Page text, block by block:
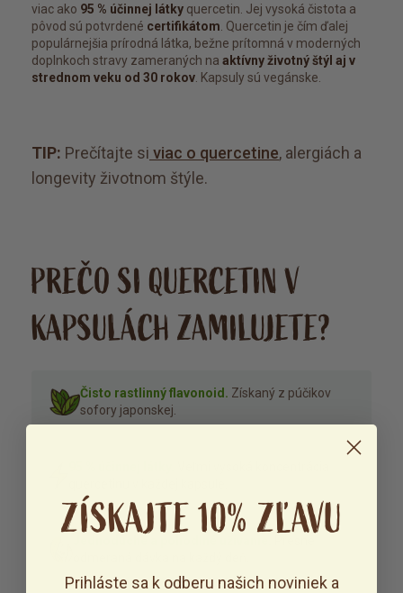
viac ako 95 % účinnej látky quercetin. Jej vysoká čistota a
pôvod sú potvrdené certifikátom . Quercetin je čím ďalej
populárnejšia prírodná látka, bežne prítomná v moderných
doplnkoch stravy zameraných na aktívny životný štýl aj v
strednom veku od 30 rokov . Kapsuly sú vegánske.
TIP: Prečítajte si viac o quercetine, alergiách a
longevity životnom štýle.
PREČO SI QUERCETIN V
KAPSULÁCH ZAMILUJETE?
Čisto rastlinný flavonoid. Získaný z púčikov
sofory japonskej.
ZÍSKAJTE 10% ZĽAVU
Prihláste sa k odberu našich noviniek a